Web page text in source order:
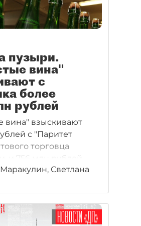
пузыри.
вина"
с
более
рублей
вина" взыскивают
с "Паритет
торговца
и 756 млн рублей
Павла Сметаны.
Светлана